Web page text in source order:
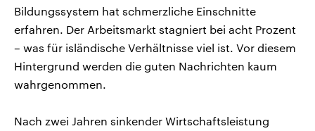
Bildungssystem hat schmerzliche Einschnitte
erfahren. Der Arbeitsmarkt stagniert bei acht Prozent
– was für isländische Verhältnisse viel ist. Vor diesem
Hintergrund werden die guten Nachrichten kaum
wahrgenommen.
Nach zwei Jahren sinkender Wirtschaftsleistung